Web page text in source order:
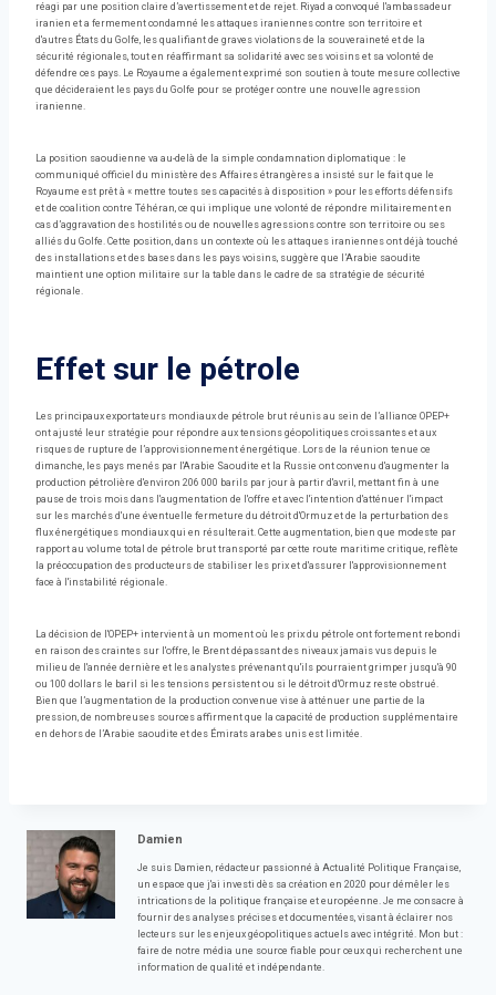
réagi par une position claire d’avertissement et de rejet. Riyad a convoqué l'ambassadeur
iranien et a fermement condamné les attaques iraniennes contre son territoire et
d'autres États du Golfe, les qualifiant de graves violations de la souveraineté et de la
sécurité régionales, tout en réaffirmant sa solidarité avec ses voisins et sa volonté de
défendre ces pays. Le Royaume a également exprimé son soutien à toute mesure collective
que décideraient les pays du Golfe pour se protéger contre une nouvelle agression
iranienne.
La position saoudienne va au-delà de la simple condamnation diplomatique : le
communiqué officiel du ministère des Affaires étrangères a insisté sur le fait que le
Royaume est prêt à « mettre toutes ses capacités à disposition » pour les efforts défensifs
et de coalition contre Téhéran, ce qui implique une volonté de répondre militairement en
cas d’aggravation des hostilités ou de nouvelles agressions contre son territoire ou ses
alliés du Golfe. Cette position, dans un contexte où les attaques iraniennes ont déjà touché
des installations et des bases dans les pays voisins, suggère que l’Arabie saoudite
maintient une option militaire sur la table dans le cadre de sa stratégie de sécurité
régionale.
Effet sur le pétrole
Les principaux exportateurs mondiaux de pétrole brut réunis au sein de l’alliance OPEP+
ont ajusté leur stratégie pour répondre aux tensions géopolitiques croissantes et aux
risques de rupture de l’approvisionnement énergétique. Lors de la réunion tenue ce
dimanche, les pays menés par l'Arabie Saoudite et la Russie ont convenu d'augmenter la
production pétrolière d'environ 206 000 barils par jour à partir d'avril, mettant fin à une
pause de trois mois dans l'augmentation de l'offre et avec l'intention d'atténuer l'impact
sur les marchés d'une éventuelle fermeture du détroit d'Ormuz et de la perturbation des
flux énergétiques mondiaux qui en résulterait. Cette augmentation, bien que modeste par
rapport au volume total de pétrole brut transporté par cette route maritime critique, reflète
la préoccupation des producteurs de stabiliser les prix et d'assurer l'approvisionnement
face à l'instabilité régionale.
La décision de l'OPEP+ intervient à un moment où les prix du pétrole ont fortement rebondi
en raison des craintes sur l'offre, le Brent dépassant des niveaux jamais vus depuis le
milieu de l'année dernière et les analystes prévenant qu'ils pourraient grimper jusqu'à 90
ou 100 dollars le baril si les tensions persistent ou si le détroit d'Ormuz reste obstrué.
Bien que l’augmentation de la production convenue vise à atténuer une partie de la
pression, de nombreuses sources affirment que la capacité de production supplémentaire
en dehors de l’Arabie saoudite et des Émirats arabes unis est limitée.
Damien
Je suis Damien, rédacteur passionné à Actualité Politique Française,
un espace que j'ai investi dès sa création en 2020 pour démêler les
intrications de la politique française et européenne. Je me consacre à
fournir des analyses précises et documentées, visant à éclairer nos
lecteurs sur les enjeux géopolitiques actuels avec intégrité. Mon but :
faire de notre média une source fiable pour ceux qui recherchent une
information de qualité et indépendante.